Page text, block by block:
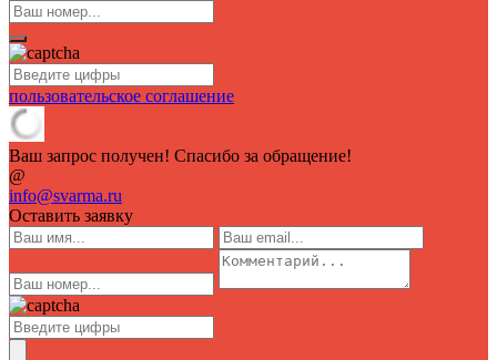
пользовательское соглашение
Ваш запрос получен! Спасибо за обращение!
@
info@svarma.ru
Оставить заявку